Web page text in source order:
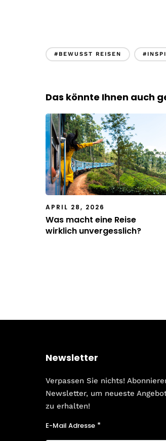
#BEWUSST REISEN
Das könnte Ihnen auch
APRIL 28, 2026
Was macht eine Reise
wirklich unvergesslich?
Newsletter
Verpassen Sie nichts!
Newsletter, um neueste
zu erhalten!
E-Mail Adresse